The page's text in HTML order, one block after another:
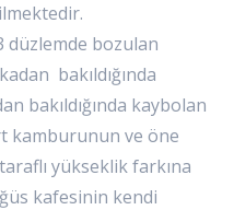
düzlemde bozulan
bakıldığında
bakıldığında kaybolan
kamburunun ve öne
yükseklik farkına
kafesinin kendi